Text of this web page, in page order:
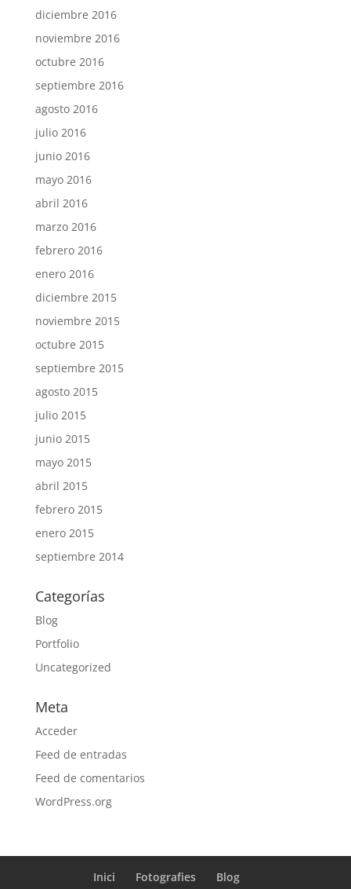
diciembre 2016
noviembre 2016
octubre 2016
septiembre 2016
agosto 2016
julio 2016
junio 2016
mayo 2016
abril 2016
marzo 2016
febrero 2016
enero 2016
diciembre 2015
noviembre 2015
octubre 2015
septiembre 2015
agosto 2015
julio 2015
junio 2015
mayo 2015
abril 2015
febrero 2015
enero 2015
septiembre 2014
Categorías
Blog
Portfolio
Uncategorized
Meta
Acceder
Feed de entradas
Feed de comentarios
WordPress.org
Inici Fotografies
Blog